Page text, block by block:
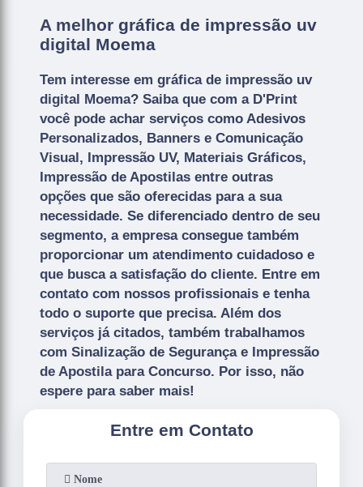
A melhor gráfica de impressão uv
digital Moema
Tem interesse em gráfica de impressão uv
digital Moema? Saiba que com a D'Print
você pode achar serviços como Adesivos
Personalizados, Banners e Comunicação
Visual, Impressão UV, Materiais Gráficos,
Impressão de Apostilas entre outras
opções que são oferecidas para a sua
necessidade. Se diferenciado dentro de seu
segmento, a empresa consegue também
proporcionar um atendimento cuidadoso e
que busca a satisfação do cliente. Entre em
contato com nossos profissionais e tenha
todo o suporte que precisa. Além dos
serviços já citados, também trabalhamos
com Sinalização de Segurança e Impressão
de Apostila para Concurso. Por isso, não
espere para saber mais!
Entre em Contato